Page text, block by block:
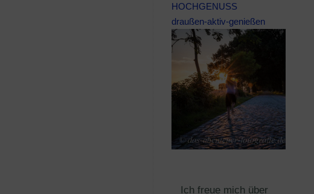
HOCHGENUSS
draußen-aktiv-genießen
Ich freue mich über